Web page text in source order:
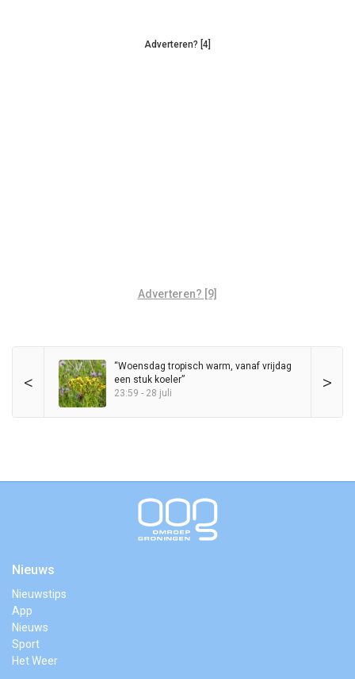
Adverteren? [4]
Adverteren? [9]
< >
“Woensdag tropisch warm, vanaf vrijdag
een stuk koeler”
23:59 - 28 juli
Nieuws
Nieuwstips
App
Nieuws
Sport
Het Weer